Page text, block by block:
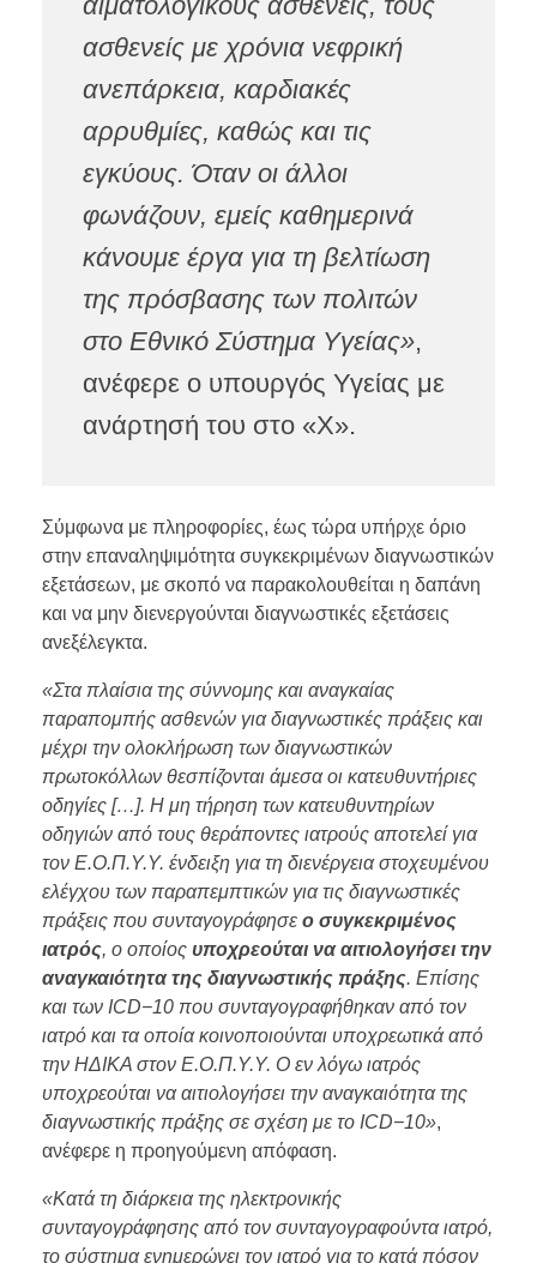
ασθενείς με χρόνια νεφρική
ανεπάρκεια, καρδιακές
αρρυθμίες, καθώς και τις
εγκύους. Όταν οι άλλοι
φωνάζουν, εμείς καθημερινά
κάνουμε έργα για τη βελτίωση
της πρόσβασης των πολιτών
στο Εθνικό Σύστημα Υγείας»,
ανέφερε ο υπουργός Υγείας με
ανάρτησή του στο «X».
Σύμφωνα με πληροφορίες, έως τώρα υπήρχε όριο
στην επαναληψιμότητα συγκεκριμένων διαγνωστικών
εξετάσεων, με σκοπό να παρακολουθείται η δαπάνη
και να μην διενεργούνται διαγνωστικές εξετάσεις
ανεξέλεγκτα.
«Στα πλαίσια της σύννομης και αναγκαίας
παραπομπής ασθενών για διαγνωστικές πράξεις και
μέχρι την ολοκλήρωση των διαγνωστικών
πρωτοκόλλων θεσπίζονται άμεσα οι κατευθυντήριες
οδηγίες […]. Η μη τήρηση των κατευθυντηρίων
οδηγιών από τους θεράποντες ιατρούς αποτελεί για
τον Ε.Ο.Π.Υ.Υ. ένδειξη για τη διενέργεια στοχευμένου
ελέγχου των παραπεμπτικών για τις διαγνωστικές
πράξεις που συνταγογράφησε ο συγκεκριμένος
ιατρός, ο οποίος υποχρεούται να αιτιολογήσει την
αναγκαιότητα της διαγνωστικής πράξης. Επίσης
και των ICD−10 που συνταγογραφήθηκαν από τον
ιατρό και τα οποία κοινοποιούνται υποχρεωτικά από
την ΗΔΙΚΑ στον Ε.Ο.Π.Υ.Υ. Ο εν λόγω ιατρός
υποχρεούται να αιτιολογήσει την αναγκαιότητα της
διαγνωστικής πράξης σε σχέση με τo ICD−10»,
ανέφερε η προηγούμενη απόφαση.
«Κατά τη διάρκεια της ηλεκτρονικής
συνταγογράφησης από τον συνταγογραφούντα ιατρό,
το σύστημα ενημερώνει τον ιατρό για το κατά πόσον